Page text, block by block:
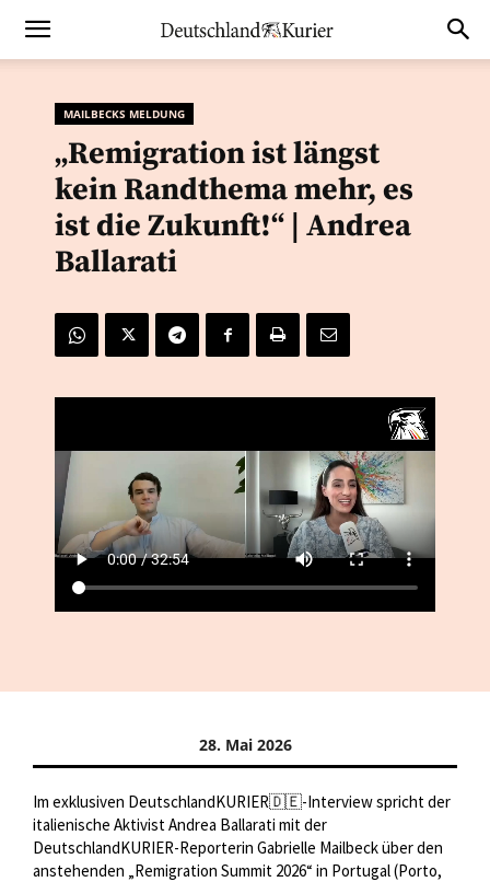
MAILBECKS MELDUNG
„Remigration ist längst
kein Randthema mehr, es
ist die Zukunft!“ | Andrea
Ballarati
28. Mai 2026
Im exklusiven DeutschlandKURIER🇩🇪-Interview spricht der
italienische Aktivist Andrea Ballarati mit der
DeutschlandKURIER-Reporterin Gabrielle Mailbeck über den
anstehenden „Remigration Summit 2026“ in Portugal (Porto,